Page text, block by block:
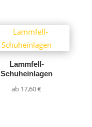
Lammfell-
Schuheinlagen
ab 17,60€